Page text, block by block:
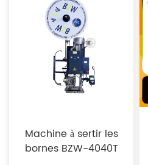
Machine à sertir les
bornes BZW-4040T